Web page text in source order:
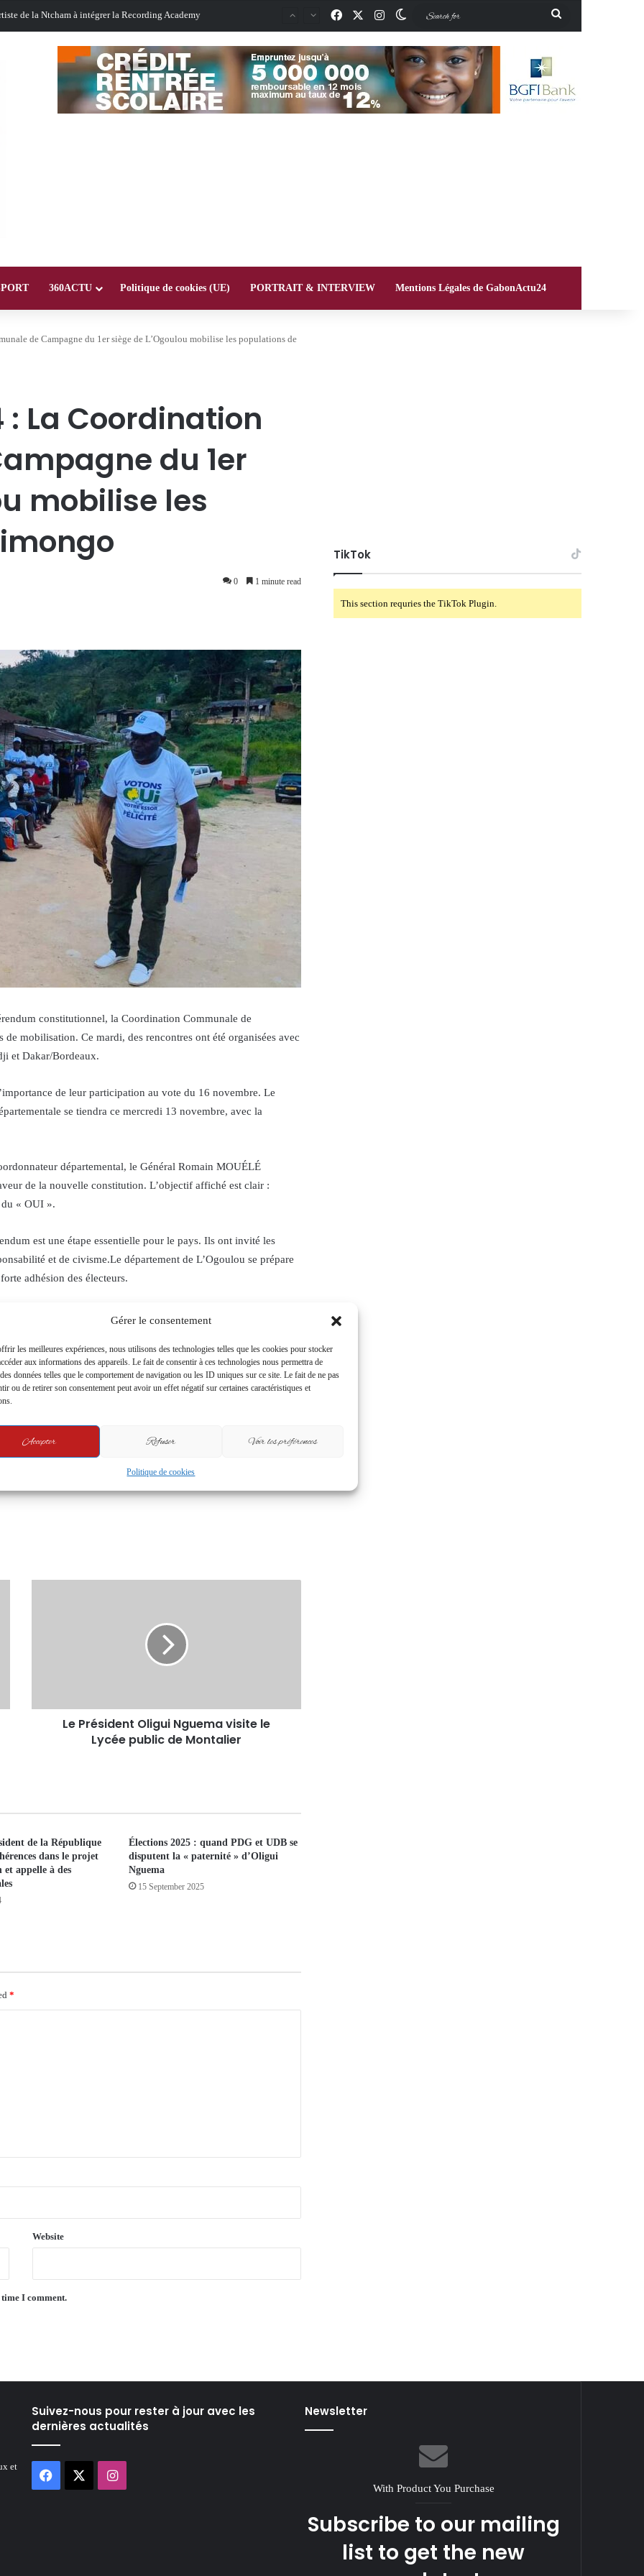
Gérer le consentement
les meilleures expériences, nous utilisons des technologies telles que les cookies pour stocker
aux informations des appareils. Le fait de consentir à ces technologies nous permettra de
données telles que le comportement de navigation ou les ID uniques sur ce site. Le fait de ne pas
ou de retirer son consentement peut avoir un effet négatif sur certaines caractéristiques et
Accepter Refuser Voir les préférences
Politique de cookies
FacebookInstagramSwitch skin Search
360ACTU Politique de cookies (UE) PORTRAIT & INTERVIEW Mentions Légales de GabonActu24
de Campagne du 1er siège de L’Ogoulou mobilise les populations de
La Coordination
du 1er
mobilise les
0 1 minute read
constitutionnel, la Coordination Communale de
mobilisation. Ce mardi, des rencontres ont été organisées avec
et Dakar/Bordeaux.
de leur participation au vote du 16 novembre. Le
se tiendra ce mercredi 13 novembre, avec la
départemental, le Général Romain MOUÉLÉ
de la nouvelle constitution. L’objectif affiché est clair :
« OUI ».
est une étape essentielle pour le pays. Ils ont invité les
et de civisme.Le département de L’Ogoulou se prépare
adhésion des électeurs.
Le Président Oligui Nguema visite le
Lycée public de Montalier
de la République
dans le projet
appelle à des
Élections 2025 : quand PDG et UDB se
disputent la « paternité » d’Oligui
Nguema
15 September 2025
*
Website
I comment.
TikTok
This section requries the TikTok Plugin.
et
Suivez-nous pour rester à jour avec les
dernières actualités
Facebook Instagram
Newsletter
With Product You Purchase
Subscribe to our mailing
list to get the new